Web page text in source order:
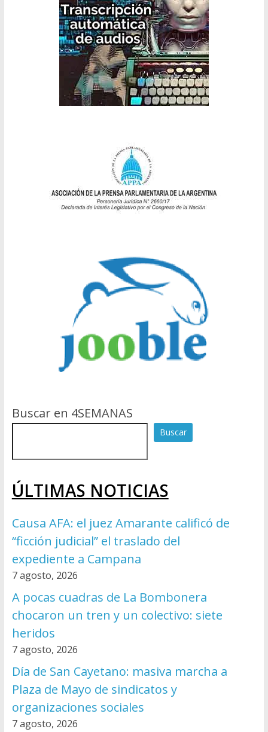
Buscar en 4SEMANAS
Buscar
ÚLTIMAS NOTICIAS
Causa AFA: el juez Amarante calificó de
“ficción judicial” el traslado del
expediente a Campana
7 agosto, 2026
A pocas cuadras de La Bombonera
chocaron un tren y un colectivo: siete
heridos
7 agosto, 2026
Día de San Cayetano: masiva marcha a
Plaza de Mayo de sindicatos y
organizaciones sociales
7 agosto, 2026